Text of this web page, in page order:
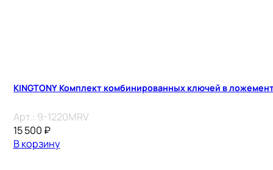
KINGTONY Комплект комбинированных ключей в
Арт.: 9-1220MRV
15 500 ₽
В корзину